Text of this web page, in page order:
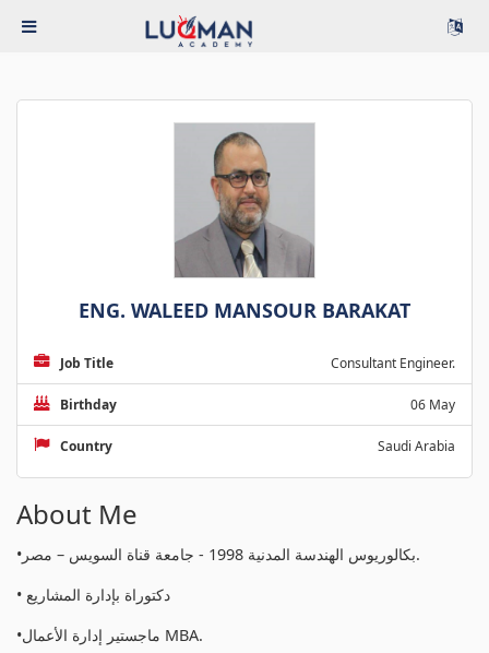
ENG. WALEED MANSOUR BARAKAT
Job Title Consultant Engineer.
Birthday 06 May
Country Saudi Arabia
About Me
•بكالوريوس الهندسة المدنية 1998 - جامعة قناة السويس – مصر.
• دكتوراة بإدارة المشاريع
•ماجستير إدارة الأعمال MBA.